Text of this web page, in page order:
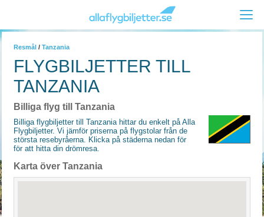
Resmål / Tanzania
FLYGBILJETTER TILL
TANZANIA
Billiga flyg till Tanzania
Billiga flygbiljetter till Tanzania hittar du enkelt på Alla
Flygbiljetter. Vi jämför priserna på flygstolar från de
största resebyråerna. Klicka på städerna nedan för
för att hitta din drömresa.
Karta över Tanzania